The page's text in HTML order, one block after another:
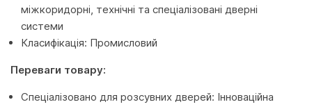
міжкоридорні, технічні та спеціалізовані дверні
системи
Класифікація: Промисловий
Переваги товару:
Спеціалізовано для розсувних дверей: Інноваційна